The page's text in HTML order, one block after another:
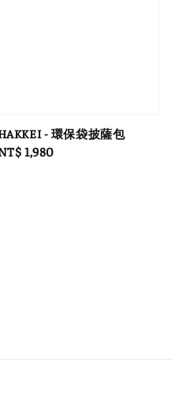
- 環保袋披薩包
1,980